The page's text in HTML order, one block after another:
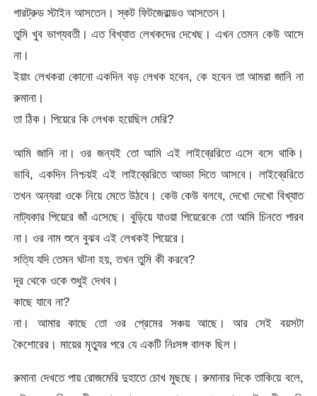
গারট্রুড স্টাইন আসতেন। স্কট ফিটজেরাল্ডও আসতেন।
তুমি খুব ভাগ্যবতী। এত বিখ্যাত লেখকদের দেখেছ। এখন তেমন কেউ আসে
না।
ইয়াং লেখকরা কোনো একদিন বড় লেখক হবেন, কে হবেন তা আমরা জানি না
রুমানা।
তা ঠিক। পিয়েরে কি লেখক হয়েছিল মেরি?
আমি জানি না। ওর জন্যই তো আমি এই লাইব্রেরিতে এসে বসে থাকি।
ভাবি, একদিন নিশ্চয়ই এই লাইব্রেরিতে আড্ডা দিতে আসবে। লাইব্রেরিতে
তখন অন্যরা ওকে নিয়ে মেতে উঠবে। কেউ কেউ বলবে, দেখো দেখো বিখ্যাত
নাট্যকার পিয়েরে জাঁ এসেছে। বুড়িয়ে যাওয়া পিয়েরেকে তো আমি চিনতে পারব
না। ওর নাম শুনে বুঝব এই লেখকই পিয়েরে।
সত্যি যদি তেমন ঘটনা হয়, তখন তুমি কী করবে?
দূর থেকে ওকে শুধুই দেখব।
কাছে যাবে না?
না। আমার কাছে তো ওর প্রেমের সঞ্চয় আছে। আর সেই বয়সটা
কৈশোরের। মায়ের মৃত্যুর পরে যে একটি নিঃসঙ্গ বালক ছিল।
রুমানা দেখতে পায় রোজমেরি দুহাতে চোখ মুছছে। রুমানার দিকে তাকিয়ে বলে,